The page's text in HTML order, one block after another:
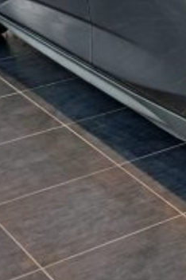
самым доступным
D-класса
Dongfeng Trucks
eπ (EPAI)